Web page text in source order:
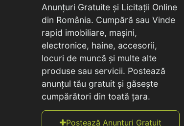
Anunțuri Gratuite și Licitații Online
din România. Cumpără sau Vinde
rapid imobiliare, mașini,
electronice, haine, accesorii,
locuri de muncă și multe alte
produse sau servicii. Postează
anunțul tău gratuit și găsește
cumpărători din toată țara.
Postează Anunțuri Gratuit